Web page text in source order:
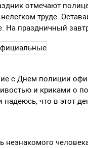
отмечают
нелегком труде.
На праздничный
с Днем полиции
и криками о
что в этот
незнакомого